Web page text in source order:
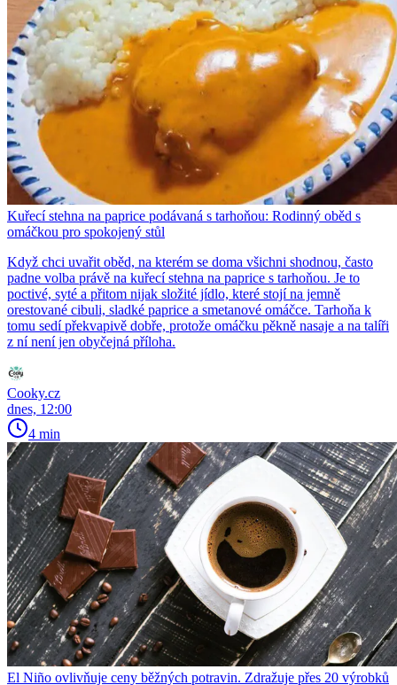
Kuřecí stehna na paprice podávaná s tarhoňou: Rodinný oběd s
omáčkou pro spokojený stůl
Když chci uvařit oběd, na kterém se doma všichni shodnou, často
padne volba právě na kuřecí stehna na paprice s tarhoňou. Je to
poctivé, syté a přitom nijak složité jídlo, které stojí na jemně
orestované cibuli, sladké paprice a smetanové omáčce. Tarhoňa k
tomu sedí překvapivě dobře, protože omáčku pěkně nasaje a na talíři
z ní není jen obyčejná příloha.
Cooky.cz
dnes, 12:00
4 min
El Niño ovlivňuje ceny běžných potravin. Zdražuje přes 20 výrobků